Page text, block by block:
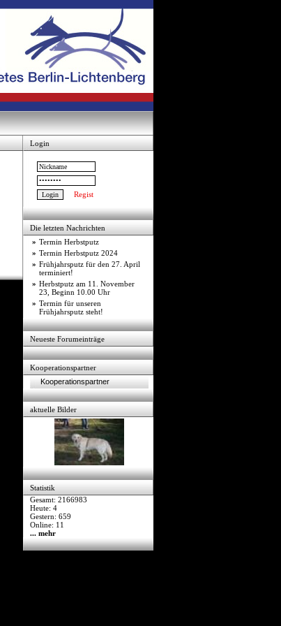
Login
Regist
Die letzten Nachrichten
» Termin Herbstputz
» Termin Herbstputz 2024
» Frühjahrsputz für den 27. April
terminiert!
» Herbstputz am 11. November
23, Beginn 10.00 Uhr
» Termin für unseren
Frühjahrsputz steht!
Neueste Forumeinträge
Kooperationspartner
Kooperationspartner
aktuelle Bilder
Statistik
Gesamt: 2166983
Heute: 4
Gestern: 659
Online: 11
... mehr